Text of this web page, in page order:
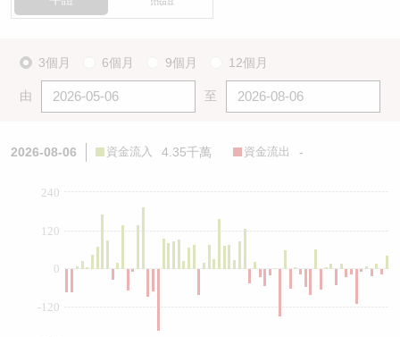
3個月 6個月 9個月 12個月
由 至
2026-08-06 資金流入 4.35千萬 資金流出 -
0
-120
120
240